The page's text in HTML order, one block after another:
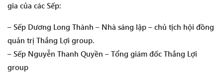
gia của các Sếp:
– Sếp Dương Long Thành – Nhà sáng lập – chủ tịch hội đồng
quản trị Thắng Lợi group.
– Sếp Nguyễn Thanh Quyền – Tổng giám đốc Thắng Lợi
group